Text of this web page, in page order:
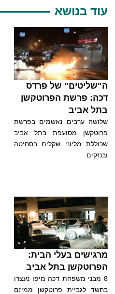
עוד בנושא
ה"שליטים" של פרדס
דכה: פרשת הפרוטקשן
בתל אביב
שלושה ערבים נאשמים בפרשת
פרוטקשן מסועפת בתל אביב
שכוללת מליוני שקלים בסחיטה
ובנזקים
מרגישים בעלי הבית:
הפרוטקשן בתל אביב
8 מבני משפחת דכה מיפו נעצרו
בחשד לגביית פרוטקשן ממיזם